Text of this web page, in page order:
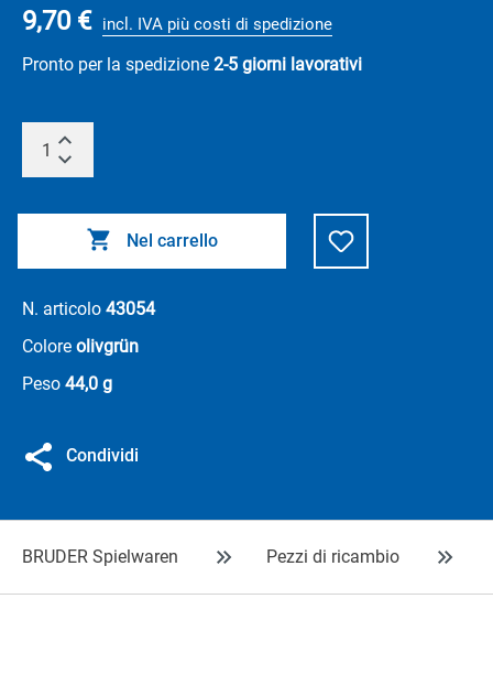
9,70 € incl. IVA più costi di spedizione
Pronto per la spedizione 2-5 giorni lavorativi
Nel carrello
N. articolo 43054
Colore olivgrün
Peso 44,0 g
Condividi
BRUDER Spielwaren Pezzi di ricambio